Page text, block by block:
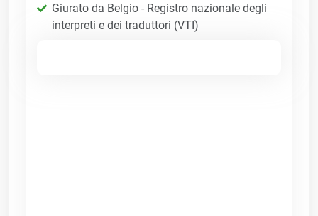
Giurato da Belgio - Registro nazionale degli
interpreti e dei traduttori (VTI)